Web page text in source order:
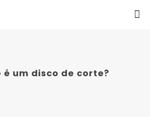
é um disco de corte?